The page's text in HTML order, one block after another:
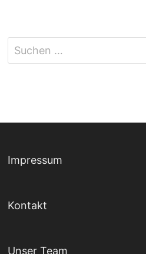
Impressum
Kontakt
Unser Team